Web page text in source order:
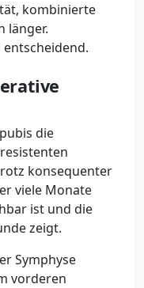
kombinierte
länger.
die
konsequenter
viele Monate
ist und die
zeigt.
Symphyse
vorderen